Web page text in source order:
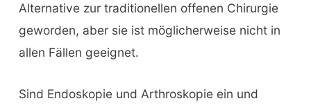
Alternative zur traditionellen offenen Chirurgie
geworden, aber sie ist möglicherweise nicht in
allen Fällen geeignet.
Sind Endoskopie und Arthroskopie ein und